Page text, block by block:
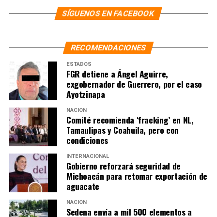
NOTAS RELACIONADAS: HIDROCARBUROS
LA HOGUERA
Hay 130 mil desaparecidos desde 2006; 31% tuvieron
actividad después del reporte: SESNSP
NO TE PIERDAS
Inversión de 150 mdp en 2025 permitió triplicar agua en
22 colonias de La Magdalena Contreras
SÍGUENOS EN FACEBOOK
RECOMENDACIONES
ESTADOS
FGR detiene a Ángel Aguirre,
exgobernador de Guerrero, por el caso
Ayotzinapa
NACIÓN
Comité recomienda ‘fracking’ en NL,
Tamaulipas y Coahuila, pero con
condiciones
INTERNACIONAL
Gobierno reforzará seguridad de
Michoacán para retomar exportación de
aguacate
NACIÓN
Sedena envía a mil 500 elementos a